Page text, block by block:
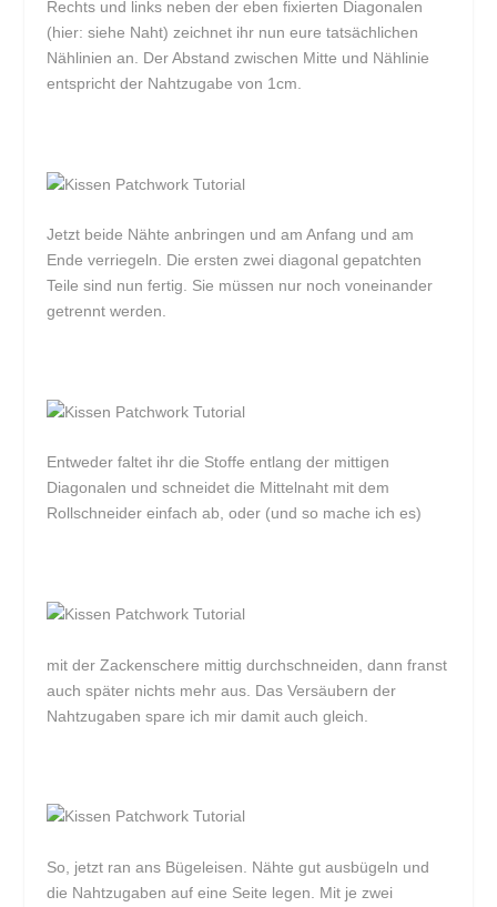
Rechts und links neben der eben fixierten Diagonalen
(hier: siehe Naht) zeichnet ihr nun eure tatsächlichen
Nählinien an. Der Abstand zwischen Mitte und Nählinie
entspricht der Nahtzugabe von 1cm.
Jetzt beide Nähte anbringen und am Anfang und am
Ende verriegeln. Die ersten zwei diagonal gepatchten
Teile sind nun fertig. Sie müssen nur noch voneinander
getrennt werden.
Entweder faltet ihr die Stoffe entlang der mittigen
Diagonalen und schneidet die Mittelnaht mit dem
Rollschneider einfach ab, oder (und so mache ich es)
mit der Zackenschere mittig durchschneiden, dann franst
auch später nichts mehr aus. Das Versäubern der
Nahtzugaben spare ich mir damit auch gleich.
So, jetzt ran ans Bügeleisen. Nähte gut ausbügeln und
die Nahtzugaben auf eine Seite legen. Mit je zwei